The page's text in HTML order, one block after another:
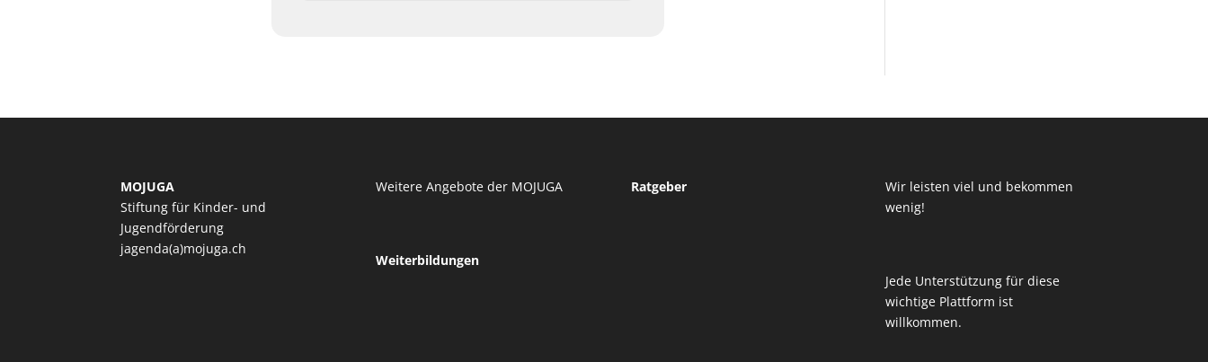
MOJUGA
Stiftung für Kinder- und
Jugendförderung
jagenda(a)mojuga.ch
Weitere Angebote der MOJUGA
Weiterbildungen
Ratgeber
Wir leisten viel und bekommen
wenig!
Jede Unterstützung für diese
wichtige Plattform ist
willkommen.